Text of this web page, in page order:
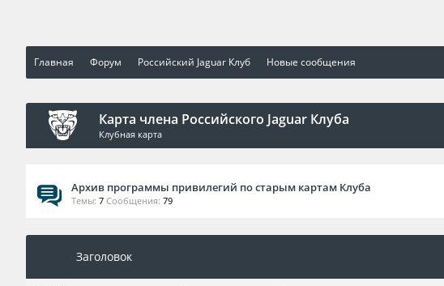
Главная Форум Российский Jaguar Клуб Новые сообщения
Карта члена Российского Jaguar Клуба
Клубная карта
Архив программы привилегий по старым картам Клуба
Темы: 7 Сообщения: 79
Заголовок